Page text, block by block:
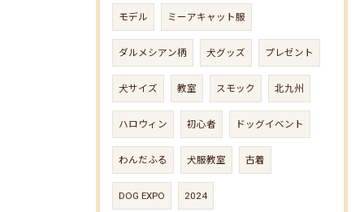
モデル ミーアキャット服
ダルメシアン柄 犬グッズ プレゼント
犬サイズ 教室 スモック 北九州
ハロウィン 初心者 ドッグイベント
わんだふる 犬服教室 古着
DOG EXPO 2024